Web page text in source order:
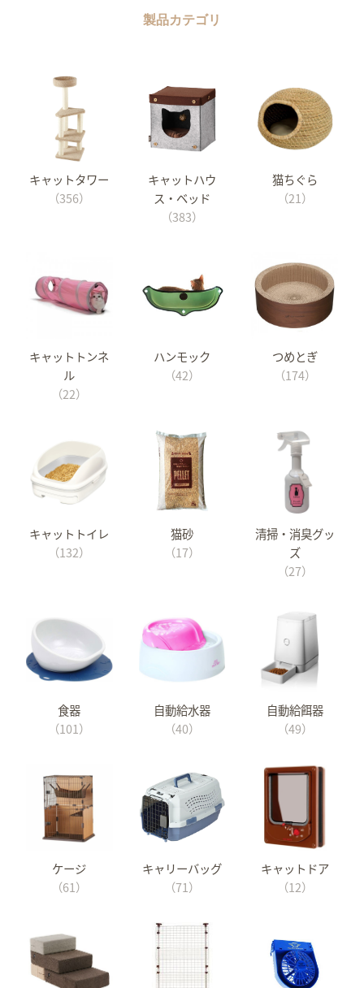
製品カテゴリ
キャットタワー
（356）
キャットハウ
ス・ベッド
（383）
猫ちぐら
（21）
キャットトンネ
ル
（22）
ハンモック
（42）
つめとぎ
（174）
キャットトイレ
（132）
猫砂
（17）
清掃・消臭グッ
ズ
（27）
食器
（101）
自動給水器
（40）
自動給餌器
（49）
ケージ
（61）
キャリーバッグ
（71）
キャットドア
（12）